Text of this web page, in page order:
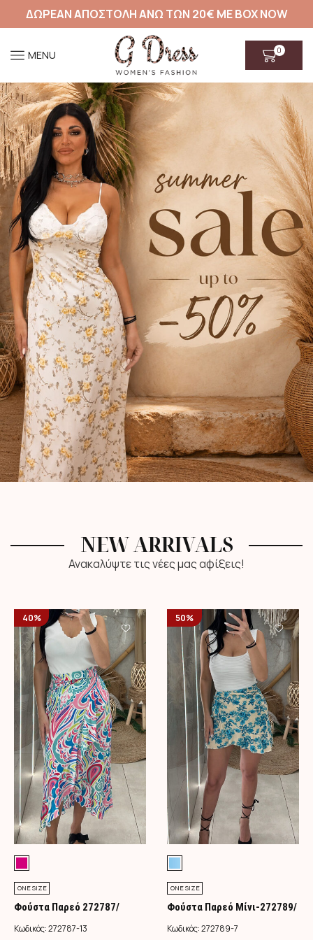
ΔΩΡΕΑΝ ΑΠΟΣΤΟΛΗ ΑΝΩ ΤΩΝ 20€ ΜΕ BOX NOW
MENU 0
NEW ARRIVALS
Ανακαλύψτε τις νέες μας αφίξεις!
40%
ONE SIZE
Φούστα Παρεό 272787/
Φούξια
Κωδικός:272787-13
50%
ONE SIZE
Φούστα Παρεό Μίνι-272789/
Τιρκουάζ
Κωδικός:272789-7